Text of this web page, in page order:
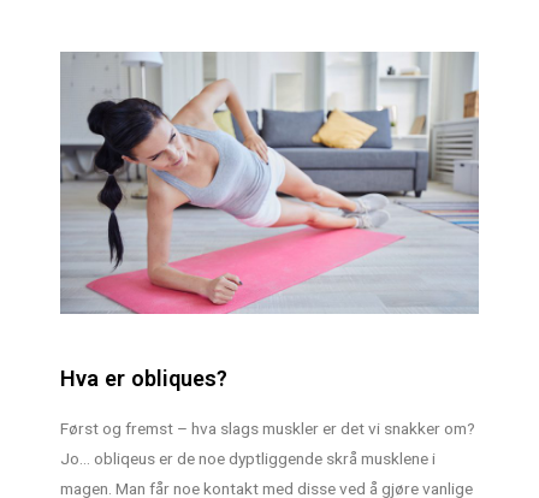
Hva er obliques?
Først og fremst – hva slags muskler er det vi snakker om?
Jo… obliqeus er de noe dyptliggende skrå musklene i
magen. Man får noe kontakt med disse ved å gjøre vanlige